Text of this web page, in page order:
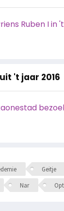
Ruben I in
't jaar 2016
Geitje
Nar